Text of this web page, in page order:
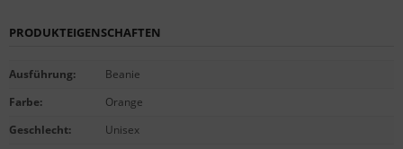
PRODUKTEIGENSCHAFTEN
Ausführung:
Beanie
Farbe:
Orange
Geschlecht:
Unisex